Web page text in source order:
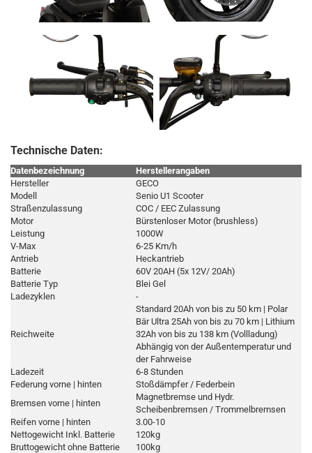
Technische Daten:
Datenbezeichnung
Herstellerangaben
Hersteller
GECO
Modell
Senio U1 Scooter
Straßenzulassung
COC / EEC Zulassung
Motor
Bürstenloser Motor (brushless)
Leistung
1000W
V-Max
6-25 Km/h
Antrieb
Heckantrieb
Batterie
60V 20AH (5x 12V/ 20Ah)
Batterie Typ
Blei Gel
Ladezyklen
-
Reichweite
Standard 20Ah von bis zu 50 km | Polar
Bär Ultra 25Ah von bis zu 70 km | Lithium
32Ah von bis zu 138 km (Vollladung)
Abhängig von der Außentemperatur und
der Fahrweise
Ladezeit
6-8 Stunden
Federung vorne | hinten
Stoßdämpfer / Federbein
Bremsen vorne | hinten
Magnetbremse und Hydr.
Scheibenbremsen / Trommelbremsen
Reifen vorne | hinten
3.00-10
Nettogewicht Inkl. Batterie
120kg
Bruttogewicht ohne Batterie
100kg